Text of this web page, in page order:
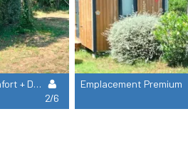
Emplacement Confort + De 100 M²,Éléctricité Inclus-Véhicule Max 7.5 Mètres
2/6
Emplacement Premium